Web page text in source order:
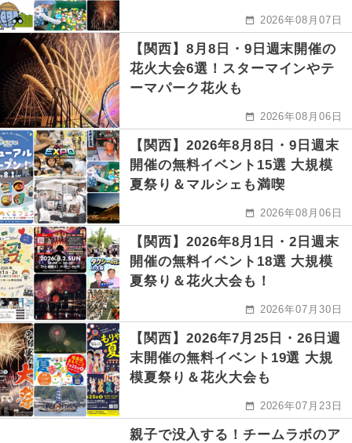
2026年08月07日
【関西】8月8日・9日週末開催の
花火大会6選！スターマインやテ
ーマパーク花火も
2026年08月06日
【関西】2026年8月8日・9日週末
開催の無料イベント15選 大規模
夏祭り＆マルシェも満喫
2026年08月06日
【関西】2026年8月1日・2日週末
開催の無料イベント18選 大規模
夏祭り＆花火大会も！
2026年07月30日
【関西】2026年7月25日・26日週
末開催の無料イベント19選 大規
模夏祭り＆花火大会も
2026年07月23日
親子で没入する！チームラボのア